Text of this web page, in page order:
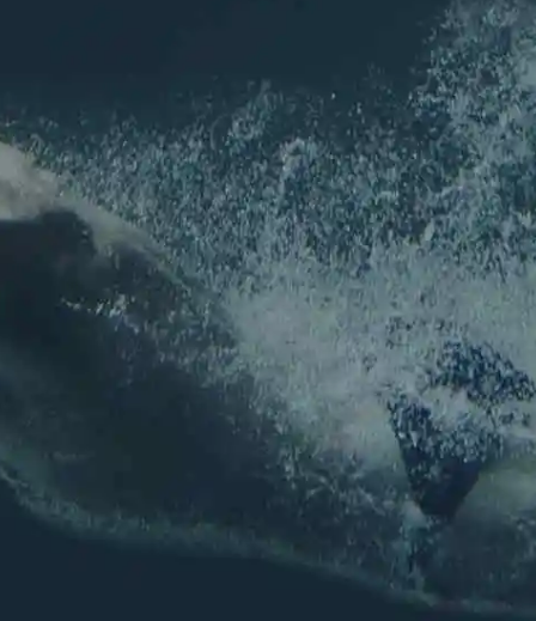
NEWSLETTER
Pour ne rien louper de l'actu de l'association !
Nom*
Prénom
E-mail
E-mail